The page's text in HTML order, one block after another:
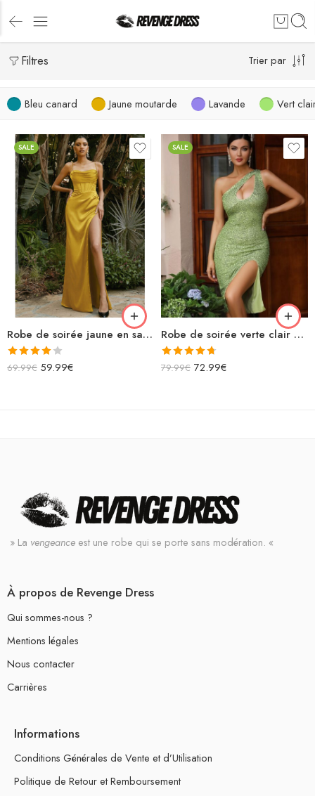
Filtres Trier par
Bleu canard Jaune moutarde Lavande Vert
SALE
Robe de soirée jaune en satin longue fendue bretelles spaghettis col bénitier lacets dans le dos
Note
69.99€ 59.99€
SALE
Robe de soirée verte clair asymétrique courte à paillettes fendue avec découpe sans manches
Note4.67
79.99€ 72.99€
» La vengeance est une robe qui se porte sans modération. «
À propos de Revenge Dress
Qui sommes-nous ?
Mentions légales
Nous contacter
Carrières
Informations
Conditions Générales de Vente et d’Utilisation
Politique de Retour et Remboursement